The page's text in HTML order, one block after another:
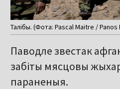
Талібы. (Фота: Pascal Maitre /
Паводле звестак
забіты мясцовы
параненыя.